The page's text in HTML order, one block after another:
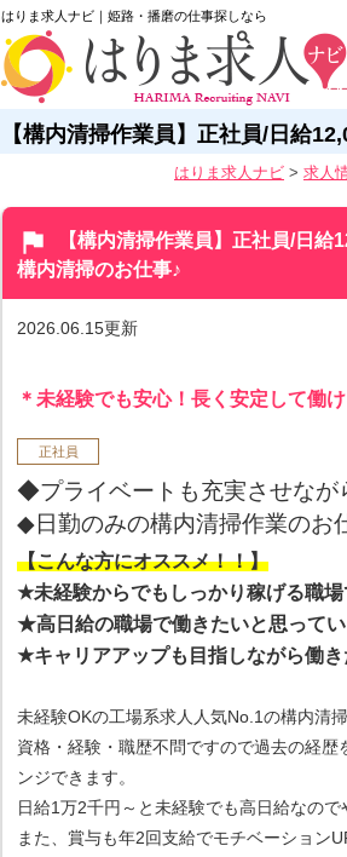
はりま求人ナビ｜姫路・播磨の仕事探しなら
【構内清掃作業員】正社員/日給
はりま求人ナビ > 求人
flag
【構内清掃作業員】正社員/日
構内清掃のお仕事♪
2026.06.15更新
＊未経験でも安心！長く安定して働け
正社員
◆プライベートも充実させなが
◆日勤のみの構内清掃作業のお
【こんな方にオススメ！！】
★未経験からでもしっかり稼げる職
★高日給の職場で働きたいと思って
★キャリアアップも目指しながら働き
未経験OKの工場系求人人気No.1の構内清掃
資格・経験・職歴不問ですので過去の経歴
ンジできます。
日給1万2千円～と未経験でも高日給なので
また、賞与も年2回支給でモチベーション